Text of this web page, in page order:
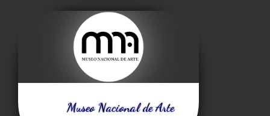
Museo Nacional de Arte